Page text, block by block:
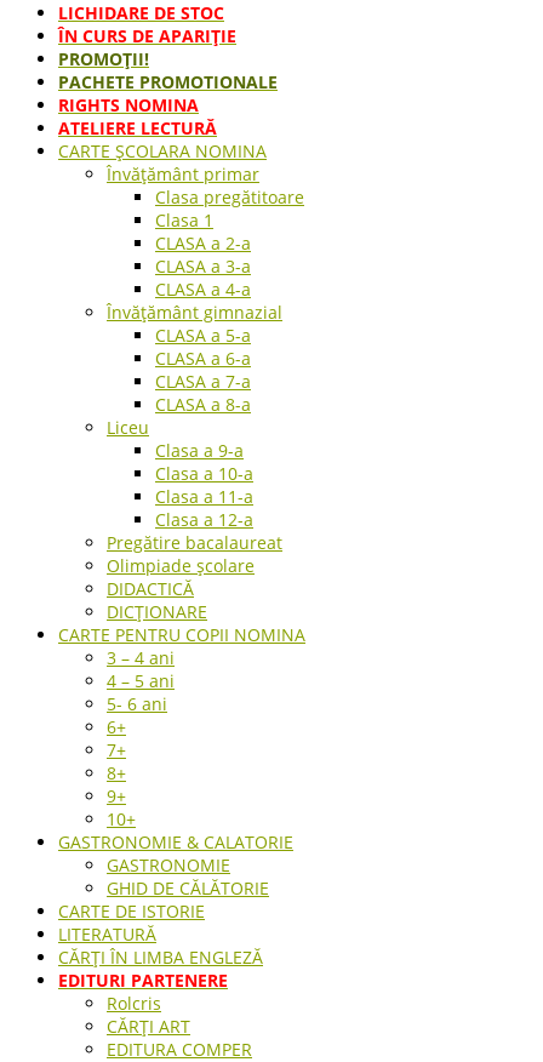
LICHIDARE DE STOC
ÎN CURS DE APARIŢIE
PROMOȚII!
PACHETE PROMOTIONALE
RIGHTS NOMINA
ATELIERE LECTURĂ
CARTE ŞCOLARA NOMINA
Învățământ primar
Clasa pregătitoare
Clasa 1
CLASA a 2-a
CLASA a 3-a
CLASA a 4-a
Învățământ gimnazial
CLASA a 5-a
CLASA a 6-a
CLASA a 7-a
CLASA a 8-a
Liceu
Clasa a 9-a
Clasa a 10-a
Clasa a 11-a
Clasa a 12-a
Pregătire bacalaureat
Olimpiade școlare
DIDACTICĂ
DICȚIONARE
CARTE PENTRU COPII NOMINA
3 – 4 ani
4 – 5 ani
5- 6 ani
6+
7+
8+
9+
10+
GASTRONOMIE & CALATORIE
GASTRONOMIE
GHID DE CĂLĂTORIE
CARTE DE ISTORIE
LITERATURĂ
CĂRȚI ÎN LIMBA ENGLEZĂ
EDITURI PARTENERE
Rolcris
CĂRȚI ART
EDITURA COMPER